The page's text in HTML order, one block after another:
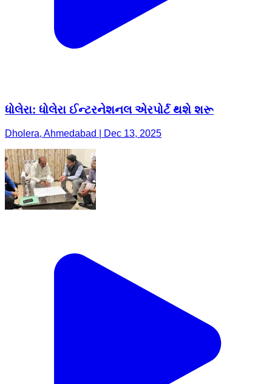
ધોલેરા: ધોલેરા ઈન્ટરનેશનલ એરપોર્ટ થશે શરૂ
Dholera, Ahmedabad | Dec 13, 2025